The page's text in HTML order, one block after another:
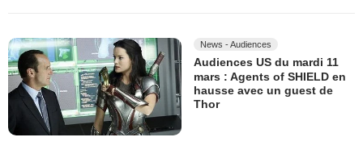
News - Audiences
Audiences US du mardi 11
mars : Agents of SHIELD en
hausse avec un guest de
Thor